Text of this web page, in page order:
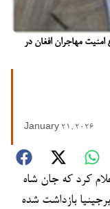
مهاجران افغان در
January 21, 2026
کرد که جان شاه
بازداشت شده